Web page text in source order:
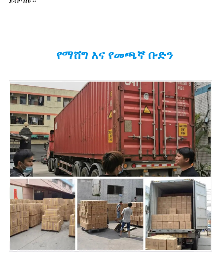
የማሸግ እና የመጫኛ ቡድን